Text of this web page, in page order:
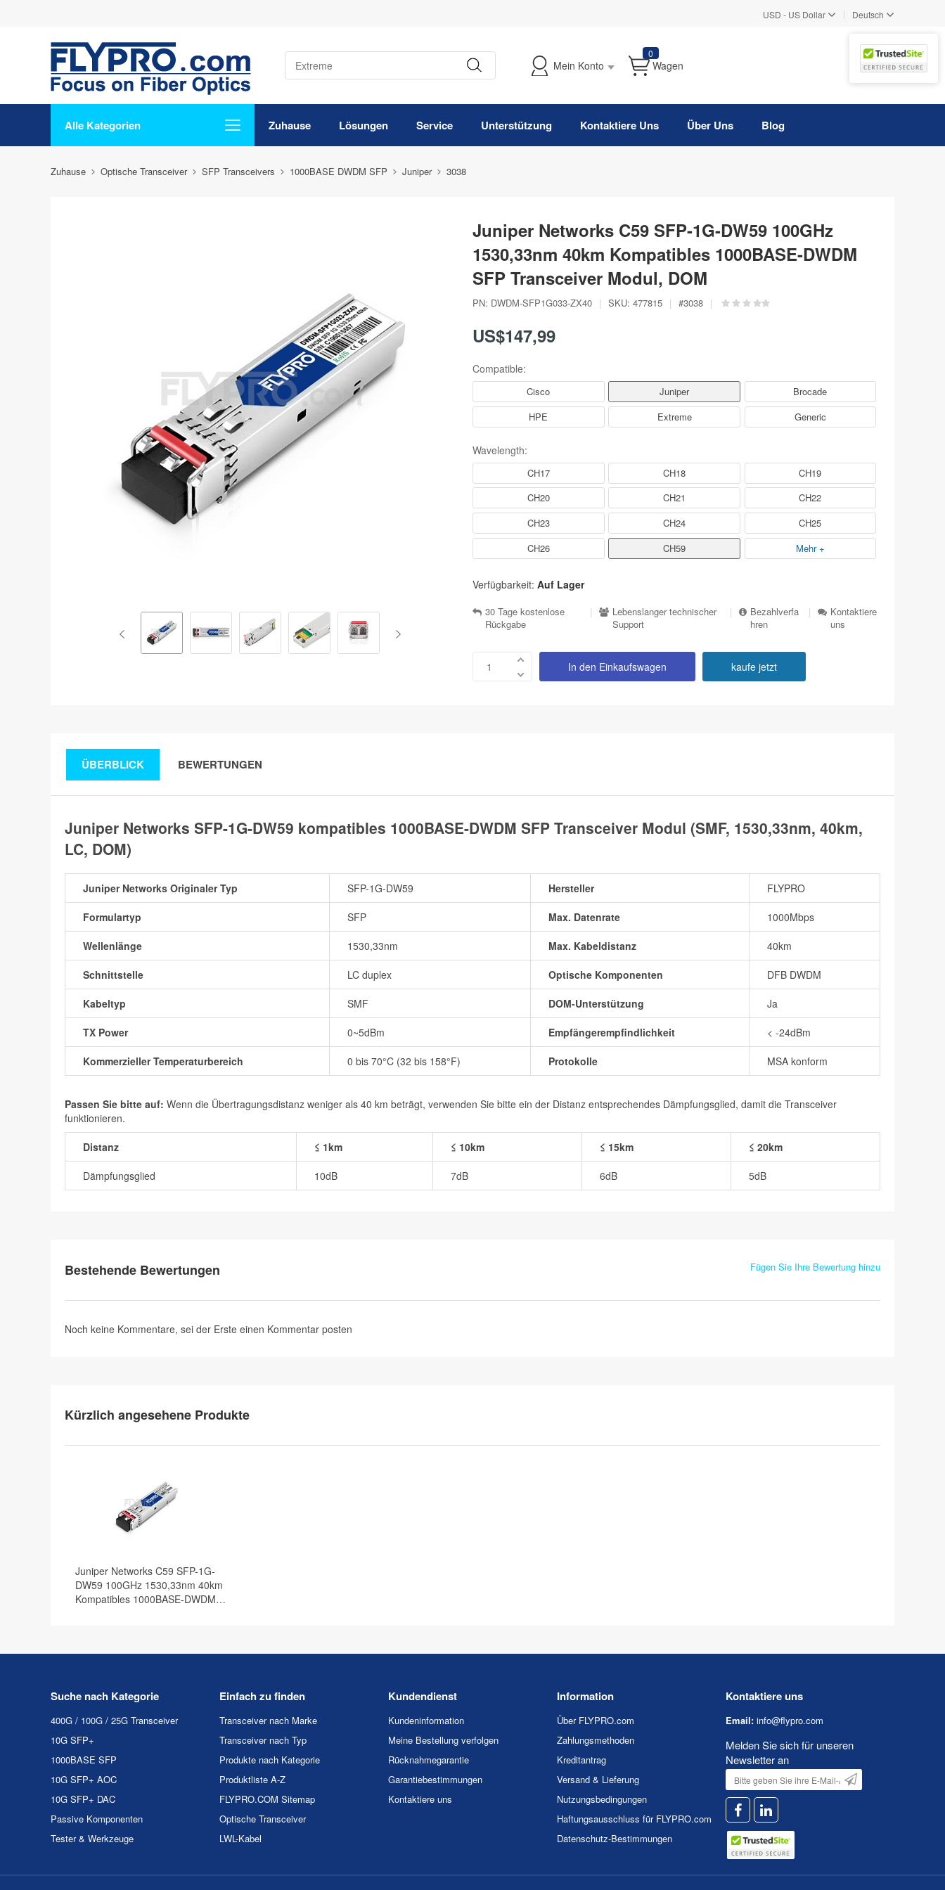
USD - US Dollar | Deutsch
Mein Konto
0
Wagen
Alle Kategorien Zuhause Lösungen Service Unterstützung Kontaktiere Uns Über Uns Blog
Zuhause Optische Transceiver SFP Transceivers 1000BASE DWDM SFP Juniper 3038
Juniper Networks C59 SFP-1G-DW59 100GHz
1530,33nm 40km Kompatibles 1000BASE-DWDM
SFP Transceiver Modul, DOM
PN: DWDM-SFP1G033-ZX40 | SKU: 477815 | #3038 |
US$147,99
Compatible:
Cisco Juniper
Brocade
HPE
Extreme Generic
Wavelength:
CH17 CH18
CH19
CH20
CH21
CH22
CH23
CH24
CH25
CH26
CH59 Mehr +
Verfügbarkeit: Auf Lager
30 Tage kostenlose
Rückgabe
|
Lebenslanger technischer
Support
|
Bezahlverfa
hren
|
Kontaktiere
uns
In den Einkaufswagen kaufe jetzt
ÜBERBLICK BEWERTUNGEN
Juniper Networks SFP-1G-DW59 kompatibles 1000BASE-DWDM SFP Transceiver Modul (SMF, 1530,33nm, 40km,
LC, DOM)
Juniper Networks Originaler Typ SFP-1G-DW59 Hersteller FLYPRO
Formulartyp SFP Max. Datenrate 1000Mbps
Wellenlänge 1530,33nm Max. Kabeldistanz 40km
Schnittstelle LC duplex Optische Komponenten DFB DWDM
Kabeltyp SMF DOM-Unterstützung Ja
TX Power 0~5dBm Empfängerempfindlichkeit < -24dBm
Kommerzieller Temperaturbereich 0 bis 70°C (32 bis 158°F) Protokolle MSA konform
Passen Sie bitte auf: Wenn die Übertragungsdistanz weniger als 40 km beträgt, verwenden Sie bitte ein der Distanz entsprechendes Dämpfungsglied, damit die Transceiver
funktionieren.
Distanz ≤ 1km ≤ 10km ≤ 15km ≤ 20km
Dämpfungsglied 10dB 7dB 6dB 5dB
Bestehende Bewertungen Fügen Sie Ihre Bewertung hinzu
Noch keine Kommentare, sei der Erste einen Kommentar posten
Kürzlich angesehene Produkte
Juniper Networks C59 SFP-1G-
DW59 100GHz 1530,33nm 40km
Kompatibles 1000BASE-DWDM
Suche nach Kategorie
400G / 100G / 25G Transceiver
10G SFP+
1000BASE SFP
10G SFP+ AOC
10G SFP+ DAC
Passive Komponenten
Tester & Werkzeuge
Einfach zu finden
Transceiver nach Marke
Transceiver nach Typ
Produkte nach Kategorie
Produktliste A-Z
FLYPRO.COM Sitemap
Optische Transceiver
LWL-Kabel
Kundendienst
Kundeninformation
Meine Bestellung verfolgen
Rücknahmegarantie
Garantiebestimmungen
Kontaktiere uns
Information
Über FLYPRO.com
Zahlungsmethoden
Kreditantrag
Versand & Lieferung
Nutzungsbedingungen
Haftungsausschluss für FLYPRO.com
Datenschutz-Bestimmungen
Kontaktiere uns
Email: info@flypro.com
Melden Sie sich für unseren
Newsletter an